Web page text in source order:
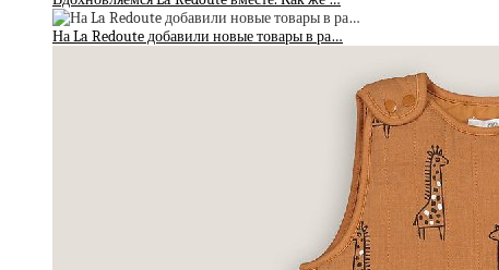
На La Redoute добавили новые товары в ра…